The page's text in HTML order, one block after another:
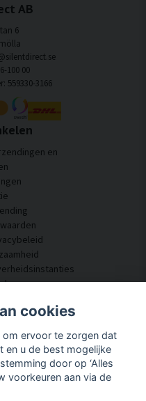
AB
6
100 00
559330-3166
en
ons op
cookies
ervoor te zorgen dat
en u de best mogelijke
door op ‘Alles
voorkeuren aan via de